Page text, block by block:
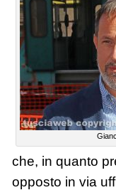
che, in quanto
opposto in via